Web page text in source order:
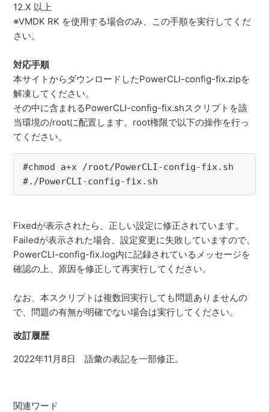
12.X 以上
※VMDK RK を使用する場合のみ、この手順を実行してくだ
さい。
対応手順
本サイトからダウンロードしたPowerCLI-config-fix.zipを
解凍してください。
その中に含まれるPowerCLI-config-fix.shスクリプトを該
当環境の/rootに配置します。 root権限で以下の操作を行っ
てください。
#chmod a+x /root/PowerCLI-config-fix.sh
#./PowerCLI-config-fix.sh
Fixedが表示されたら、正しい設定に修正されています。
Failedが表示された場合、設定変更に失敗していますので、
PowerCLI-config-fix.log内に記録されているメッセージを
確認の上、 原因を修正して再実行してください。
なお、本スクリプトは複数回実行しても問題ありませんの
で、 問題の有無が明確でない場合は実行してください。
改訂履歴
2022年11月8日 語彙の表記を一部修正。
関連ワード